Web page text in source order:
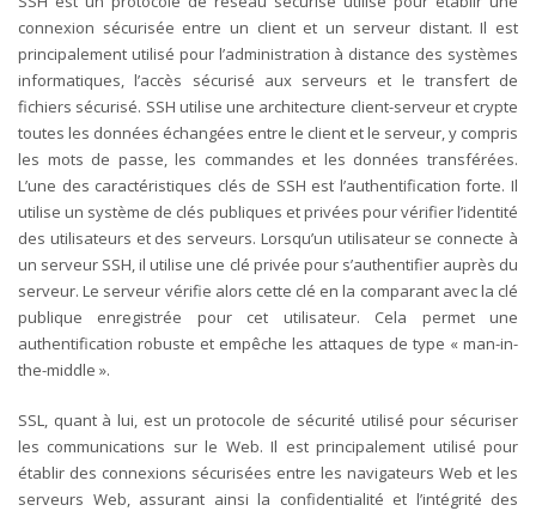
connexion sécurisée entre un client et un serveur distant. Il est
principalement utilisé pour l’administration à distance des systèmes
informatiques, l’accès sécurisé aux serveurs et le transfert de
fichiers sécurisé. SSH utilise une architecture client-serveur et crypte
toutes les données échangées entre le client et le serveur, y compris
les mots de passe, les commandes et les données transférées.
L’une des caractéristiques clés de SSH est l’authentification forte. Il
utilise un système de clés publiques et privées pour vérifier l’identité
des utilisateurs et des serveurs. Lorsqu’un utilisateur se connecte à
un serveur SSH, il utilise une clé privée pour s’authentifier auprès du
serveur. Le serveur vérifie alors cette clé en la comparant avec la clé
publique enregistrée pour cet utilisateur. Cela permet une
authentification robuste et empêche les attaques de type « man-in-
the-middle ».
SSL, quant à lui, est un protocole de sécurité utilisé pour sécuriser
les communications sur le Web. Il est principalement utilisé pour
établir des connexions sécurisées entre les navigateurs Web et les
serveurs Web, assurant ainsi la confidentialité et l’intégrité des